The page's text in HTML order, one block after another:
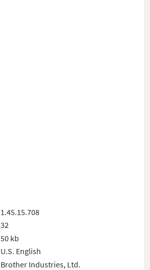
1.45.15.708
32
50 kb
U.S. English
Brother Industries, Ltd.